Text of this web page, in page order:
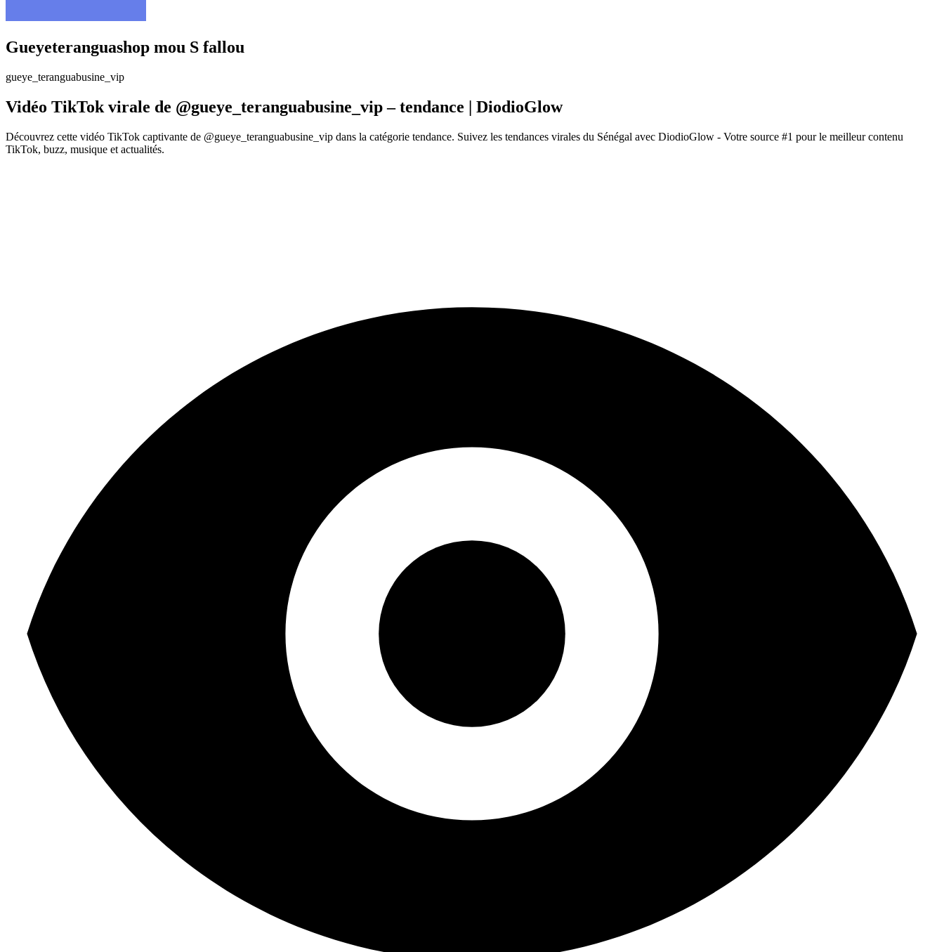
Gueyeteranguashop mou S fallou
gueye_teranguabusine_vip
Vidéo TikTok virale de @gueye_teranguabusine_vip – tendance | DiodioGlow
Découvrez cette vidéo TikTok captivante de @gueye_teranguabusine_vip dans la catégorie tendance. Suivez les tendances virales du Sénégal avec DiodioGlow - Votre source #1 pour le meilleur contenu
TikTok, buzz, musique et actualités.